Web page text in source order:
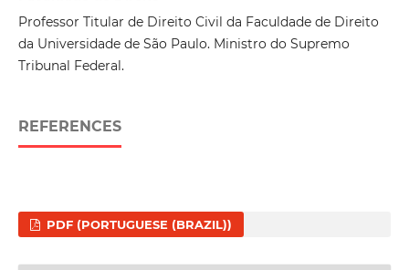
Professor Titular de Direito Civil da Faculdade de Direito
da Universidade de São Paulo. Ministro do Supremo
Tribunal Federal.
REFERENCES
PDF (PORTUGUESE (BRAZIL))